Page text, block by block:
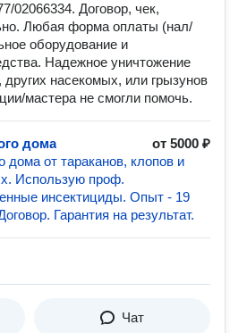
Договор, чек,
Любая форма оплаты (нал/
оборудование и
Надежное уничтожение
других насекомых, или грызунов
мастера не смогли помочь.
дома
от 5000 ₽
дома от тараканов, клопов и
Использую проф.
инсектициды. Опыт - 19
Гарантия на результат.
Чат